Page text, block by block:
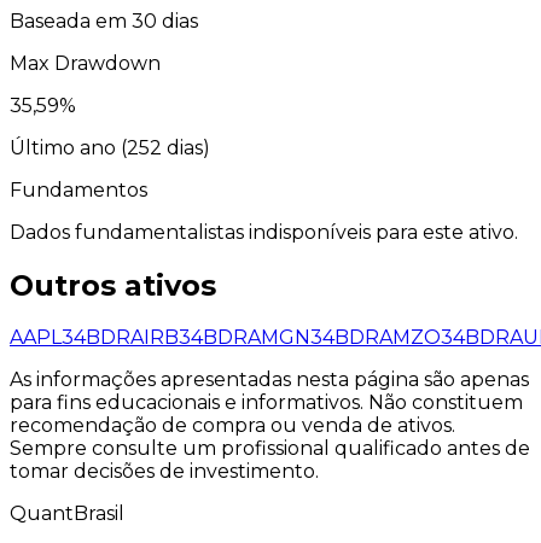
Baseada em 30 dias
Max Drawdown
35,59%
Último ano (252 dias)
Fundamentos
Dados fundamentalistas indisponíveis para este ativo.
Outros ativos
AAPL34BDRAIRB34BDRAMGN34BDRAMZO34BDR
As informações apresentadas nesta página são apenas
para fins educacionais e informativos. Não constituem
recomendação de compra ou venda de ativos.
Sempre consulte um profissional qualificado antes de
tomar decisões de investimento.
QuantBrasil